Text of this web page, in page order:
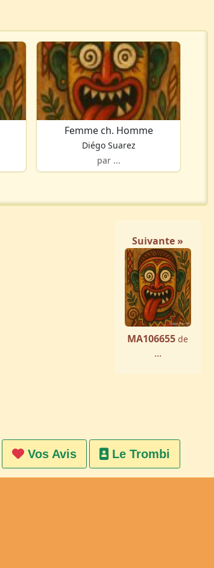
Femme ch. Homme
Diégo Suarez
par ...
Suivante »
MA106655 de
...
Vos Avis Le Trombi